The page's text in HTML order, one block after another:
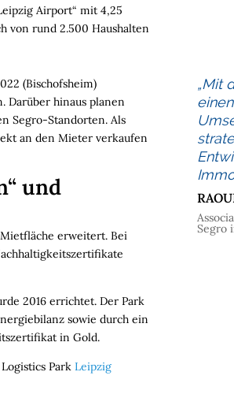
Airport“ mit 4,25
von rund 2.500 Haushalten
(Bischofsheim)
Darüber hinaus planen
Segro-Standorten. Als
an den Mieter verkaufen
und
erweitert. Bei
2016 errichtet. Der Park
sowie durch ein
in Gold.
Park Leipzig
„Mit
Segro